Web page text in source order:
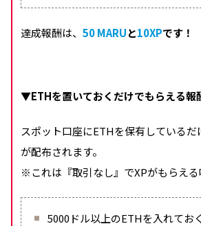
達成報酬は、 50 MARUと10XPです！
▼ETHを置いておくだけでもらえる報
スポット口座にETHを保有しているだ
が配布されます。
※これは『取引なし』でXPがもらえる
5000ドル以上のETHを入れておく